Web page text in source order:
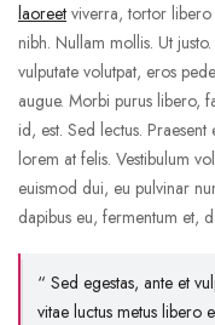
laoreet viverra, tortor
nibh. Nullam mollis. Ut
vulputate volutpat, eros
augue. Morbi purus libero,
id, est. Sed lectus.
lorem at felis. Vestibulum
euismod dui, eu pulvinar
dapibus eu, fermentum et,
“ Sed egestas, ante et
vitae luctus metus libero